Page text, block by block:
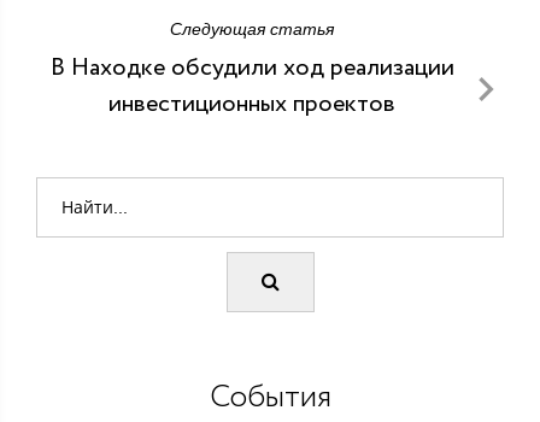
Следующая статья
В Находке обсудили ход реализации
инвестиционных проектов
События